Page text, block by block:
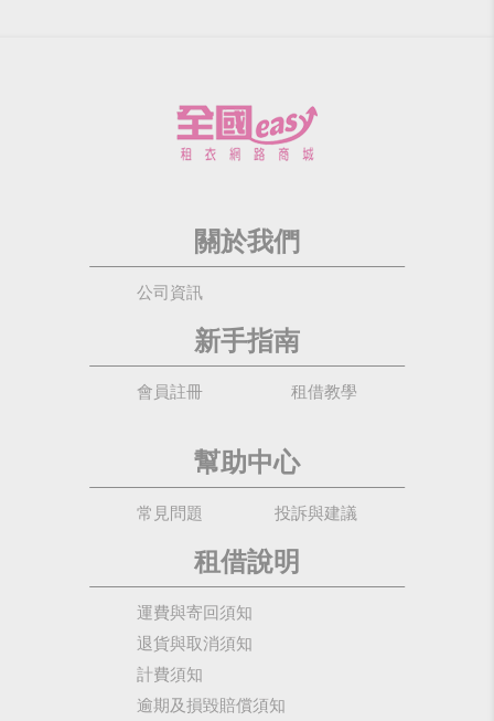
關於我們
公司資訊
新手指南
會員註冊 租借教學
幫助中心
常見問題 投訴與建議
租借說明
運費與寄回須知
退貨與取消須知
計費須知
逾期及損毀賠償須知